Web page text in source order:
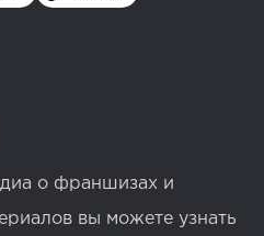
о франшизах и
вы можете узнать